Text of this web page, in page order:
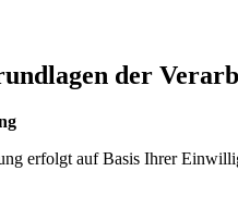
der
erfolgt auf Basis Ihrer